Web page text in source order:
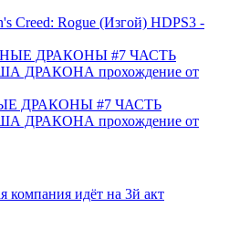
Creed: Rogue (Изгой) HDPS3 -
ДРАКОНЫ #7 ЧАСТЬ
прохождение от
компания идёт на 3й акт